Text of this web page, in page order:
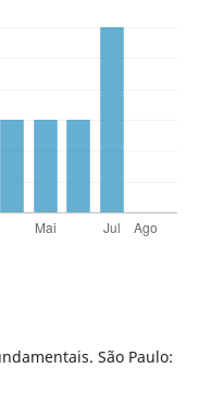
São Paulo: